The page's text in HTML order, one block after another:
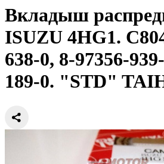
Вкладыш
ISUZU 4HG1.
638-0, 8-97356-
189-0. "STD"